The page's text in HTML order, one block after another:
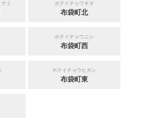
ミ ホテイチョウキタ
布袋町北
ホテイチョウニシ
布袋町西
ホテイチョウヒガシ
布袋町東